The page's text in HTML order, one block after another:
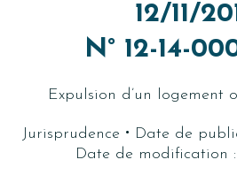
12/11/
N° 12-14-
Expulsion d’un logement
Jurisprudence · Date de
Date de modification